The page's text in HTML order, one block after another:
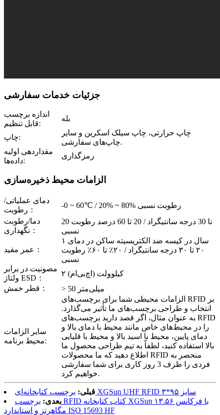
جزئیات خدمات سفارشی
اندازه برچسب
قابل تنظیم:
بله
چاپ:
چاپ حرارتی، چاپ سیلک اسکرین و سایر
چاپ‌های سفارشی.
مقداردهی اولیه
داده‌ها:
رمزگذاری
الزامات محیط ذخیره‌سازی
دمای عملیاتی/
رطوبت：
-0 ~ 60℃ / 20% ~ 80% رطوبت نسبی
دما/رطوبت
نگهداری：
20 تا 30 درجه سانتیگراد / 20 تا 60 درصد رطوبت
نسبی
عمر مفید：
۱ سال در کیسه ضد الکتریسیته ساکن در دمای
۲۰ تا ۳۰ درجه سانتیگراد / ۲۰٪ تا ۶۰٪ رطوبت
نسبی
مصونیت در برابر
ولتاژ ESD：
۲ کیلوولت (اچ‌بی‌ام)
قطر خمش：
> 50 میلی‌متر
سایر الزامات
محیط برنامه:
الزامات محیطی شما برای برچسب‌های RFID بر
انتخاب و طراحی برچسب‌های ما تأثیر می‌گذارد.
به عنوان مثال، اگر قصد دارید برچسب‌های RFID
را در محیط‌های خاص مانند محیط با دمای بالا و
دمای پایین، محیط با اسید بالا و محیط با قلیایی
بالا استفاده کنید، لطفاً به تیم طراحی محصول ما
اطلاع دهید که ما محصولات RFID منحصر به
فردی را ظرف 3 روز کاری برای شما سفارشی
خواهیم کرد.
قبلی:
برچسب کتابخانه‌ای XGSun UHF RFID سایز ۹۵*۳
بعدی: برچسب RFID کتاب کتابخانه XGSun با فرکانس ۱۳.۵۶
مگاهرتز و استاندارد ISO 15693 HF